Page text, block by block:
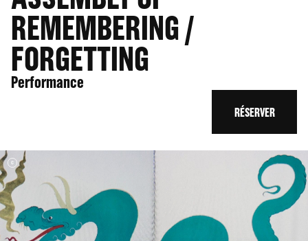
REMEMBERING /
FORGETTING
Performance
RÉSERVER